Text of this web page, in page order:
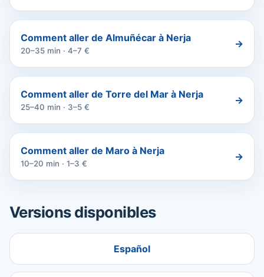
Comment aller de Almuñécar à Nerja
20–35 min · 4–7 €
→
Comment aller de Torre del Mar à Nerja
25–40 min · 3–5 €
→
Comment aller de Maro à Nerja
10–20 min · 1–3 €
→
Versions disponibles
Español